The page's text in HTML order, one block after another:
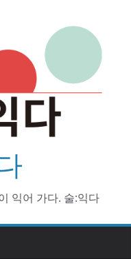
익어 가다. 술:익다